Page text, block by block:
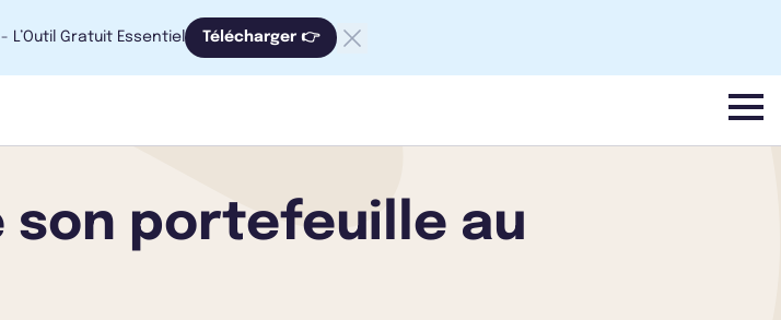
- L’Outil Gratuit Essentiel Télécharger 👉
menu
son portefeuille au